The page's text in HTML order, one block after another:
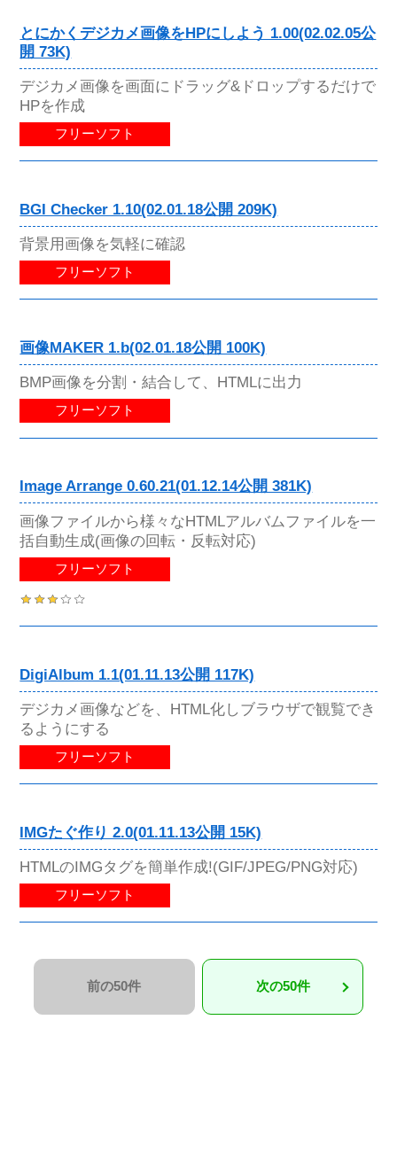
とにかくデジカメ画像をHPにしよう 1.00(02.02.05公
開 73K)
デジカメ画像を画面にドラッグ&ドロップするだけで
HPを作成
フリーソフト
BGI Checker 1.10(02.01.18公開 209K)
背景用画像を気軽に確認
フリーソフト
画像MAKER 1.b(02.01.18公開 100K)
BMP画像を分割・結合して、HTMLに出力
フリーソフト
Image Arrange 0.60.21(01.12.14公開 381K)
画像ファイルから様々なHTMLアルバムファイルを一
括自動生成(画像の回転・反転対応)
フリーソフト
DigiAlbum 1.1(01.11.13公開 117K)
デジカメ画像などを、HTML化しブラウザで観覧でき
るようにする
フリーソフト
IMGたぐ作り 2.0(01.11.13公開 15K)
HTMLのIMGタグを簡単作成!(GIF/JPEG/PNG対応)
フリーソフト
前の50件 次の50件